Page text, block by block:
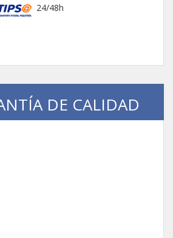
24/48h
DE CALIDAD